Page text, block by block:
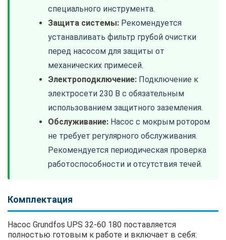
специального инструмента.
Защита системы: Рекомендуется
устанавливать фильтр грубой очистки
перед насосом для защиты от
механических примесей.
Электроподключение: Подключение к
электросети 230 В с обязательным
использованием защитного заземления.
Обслуживание: Насос с мокрым ротором
не требует регулярного обслуживания.
Рекомендуется периодическая проверка
работоспособности и отсутствия течей.
Комплектация
Насос Grundfos UPS 32-60 180 поставляется
полностью готовым к работе и включает в себя: